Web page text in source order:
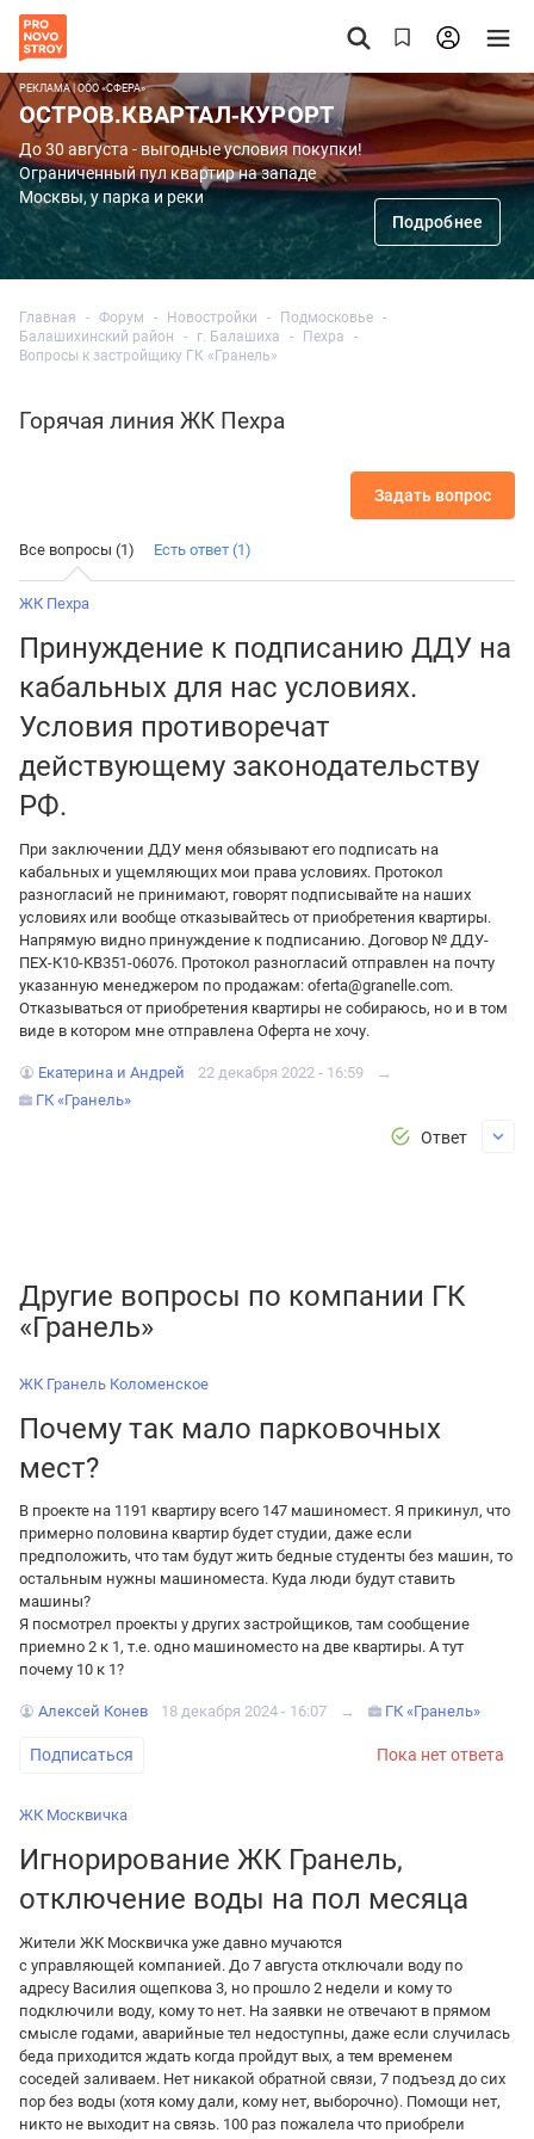
РЕКЛАМА | ООО «СФЕРА»
ОСТРОВ.КВАРТАЛ-КУРОРТ
До 30 августа - выгодные условия покупки!
Ограниченный пул квартир на западе
Москвы, у парка и реки
Подробнее
Главная Форум Новостройки
Подмосковье
Балашихинский район
г. Балашиха
Пехра
Вопросы к застройщику ГК «Гранель»
Горячая линия ЖК Пехра
Задать вопрос
Все вопросы (1) Есть ответ (1)
ЖК Пехра
Принуждение к подписанию ДДУ на
кабальных для нас условиях.
Условия противоречат
действующему законодательству
РФ.
При заключении ДДУ меня обязывают его подписать на
кабальных и ущемляющих мои права условиях. Протокол
разногласий не принимают, говорят подписывайте на наших
условиях или вообще отказывайтесь от приобретения квартиры.
Напрямую видно принуждение к подписанию. Договор № ДДУ-
ПЕХ-К10-КВ351-06076. Протокол разногласий отправлен на почту
указанную менеджером по продажам: oferta@granelle.com.
Отказываться от приобретения квартиры не собираюсь, но и в том
виде в котором мне отправлена Оферта не хочу.
Екатерина и Андрей 22 декабря 2022 - 16:59
→
ГК «Гранель»
Ответ
Другие вопросы по компании ГК
«Гранель»
ЖК Гранель Коломенское
Почему так мало парковочных
мест?
В проекте на 1191 квартиру всего 147 машиномест. Я прикинул, что
примерно половина квартир будет студии, даже если
предположить, что там будут жить бедные студенты без машин, то
остальным нужны машиноместа. Куда люди будут ставить
машины?
Я посмотрел проекты у других застройщиков, там сообщение
приемно 2 к 1, т.е. одно машиноместо на две квартиры. А тут
почему 10 к 1?
Алексей Конев 18 декабря 2024 - 16:07 → ГК «Гранель»
Подписаться Пока нет ответа
ЖК Москвичка
Игнорирование ЖК Гранель,
отключение воды на пол месяца
Жители ЖК Москвичка уже давно мучаются
с управляющей компанией. До 7 августа отключали воду по
адресу Василия ощепкова 3, но прошло 2 недели и кому то
подключили воду, кому то нет. На заявки не отвечают в прямом
смысле годами, аварийные тел недоступны, даже если случилась
беда приходится ждать когда пройдут вых, а тем временем
соседей заливаем. Нет никакой обратной связи, 7 подъезд до сих
пор без воды (хотя кому дали, кому нет, выборочно). Помощи нет,
никто не выходит на связь. 100 раз пожалела что приобрели